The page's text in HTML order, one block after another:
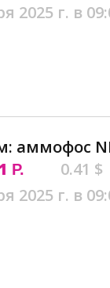
2025 г. в
аммофос
Р.
0.41 $
2025 г. в